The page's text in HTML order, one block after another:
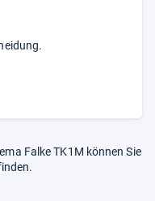
Falke TK1M können Sie